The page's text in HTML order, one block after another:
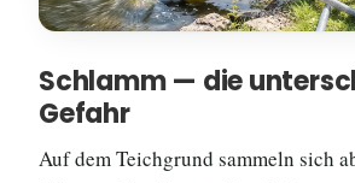
Schlamm — die
Gefahr
Auf dem Teichgrund sammeln sich